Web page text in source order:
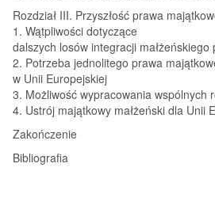
Rozdział III. Przyszłość prawa
1. Wątpliwości dotyczące
dalszych losów integracji
2. Potrzeba jednolitego prawa
w Unii Europejskiej
3. Możliwość wypracowania wspólnych
4. Ustrój majątkowy małżeński dla Unii
Zakończenie
Bibliografia